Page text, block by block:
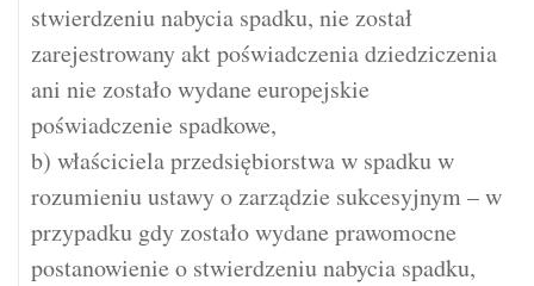
stwierdzeniu nabycia spadku, nie został
zarejestrowany akt poświadczenia dziedziczenia
ani nie zostało wydane europejskie
poświadczenie spadkowe,
b) właściciela przedsiębiorstwa w spadku w
rozumieniu ustawy o zarządzie sukcesyjnym – w
przypadku gdy zostało wydane prawomocne
postanowienie o stwierdzeniu nabycia spadku,